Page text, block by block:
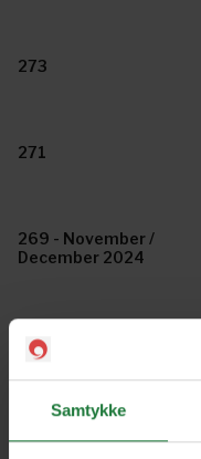
Samtykke
273
271
269 - November /
December 2024
267 - July / August 2024